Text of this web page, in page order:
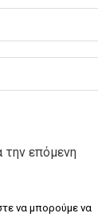
την επόμενη
να μπορούμε να